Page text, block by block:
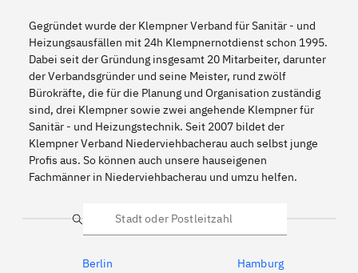
Gegründet wurde der Klempner Verband für Sanitär - und
Heizungsausfällen mit 24h Klempnernotdienst schon 1995.
Dabei seit der Gründung insgesamt 20 Mitarbeiter, darunter
der Verbandsgründer und seine Meister, rund zwölf
Bürokräfte, die für die Planung und Organisation zuständig
sind, drei Klempner sowie zwei angehende Klempner für
Sanitär - und Heizungstechnik. Seit 2007 bildet der
Klempner Verband Niederviehbacherau auch selbst junge
Profis aus. So können auch unsere hauseigenen
Fachmänner in Niederviehbacherau und umzu helfen.
Suche
Berlin Hamburg